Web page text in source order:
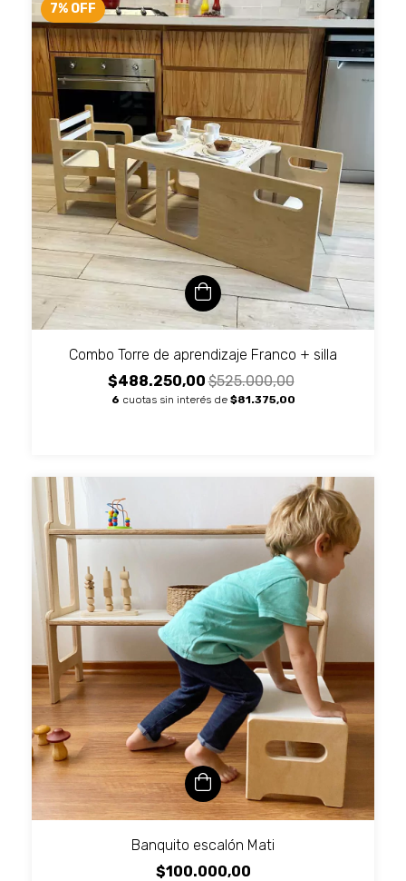
7% OFF
Combo Torre de aprendizaje Franco + silla
$488.250,00$525.000,00
6 cuotas sin interés de $81.375,00
Banquito escalón Mati
$100.000,00